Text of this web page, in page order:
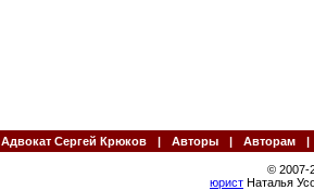
Адвокат Сергей Крюков | Авторы | Авторам |
© 2007-
юрист Наталья